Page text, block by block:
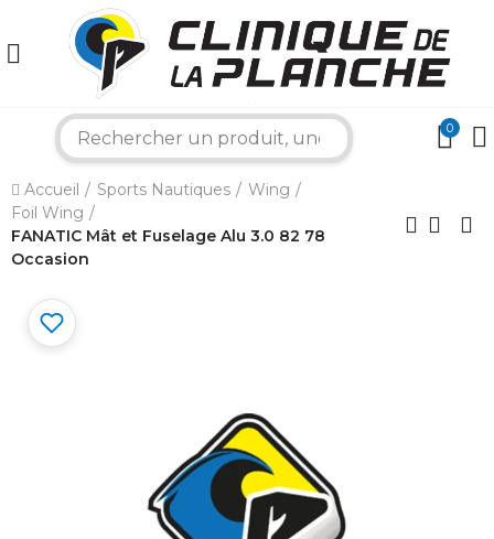
0
Accueil Sports Nautiques
Wing
Foil Wing
FANATIC Mât et Fuselage Alu 3.0 82 78
Occasion
×
Bonjour ! Je suis votre expert nautique.
Comment puis-je vous aider aujourd'hui ?